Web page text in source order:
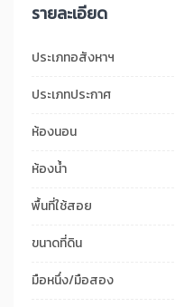
รายละเอียด
ประเภทอสังหาฯ
ประเภทประกาศ
ห้องนอน
ห้องน้ำ
พื้นที่ใช้สอย
ขนาดที่ดิน
มือหนึ่ง/มือสอง